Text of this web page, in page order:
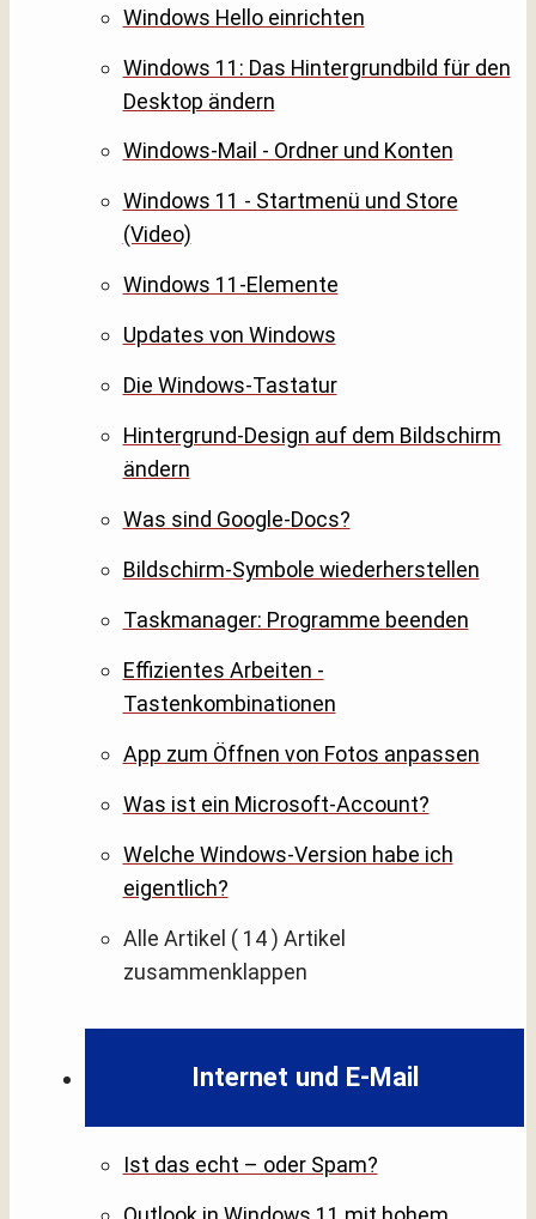
Windows Hello einrichten
Windows 11: Das Hintergrundbild für den
Desktop ändern
Windows-Mail - Ordner und Konten
Windows 11 - Startmenü und Store
(Video)
Windows 11-Elemente
Updates von Windows
Die Windows-Tastatur
Hintergrund-Design auf dem Bildschirm
ändern
Was sind Google-Docs?
Bildschirm-Symbole wiederherstellen
Taskmanager: Programme beenden
Effizientes Arbeiten -
Tastenkombinationen
App zum Öffnen von Fotos anpassen
Was ist ein Microsoft-Account?
Welche Windows-Version habe ich
eigentlich?
Alle Artikel ( 14 ) Artikel
zusammenklappen
Internet und E-Mail
Ist das echt – oder Spam?